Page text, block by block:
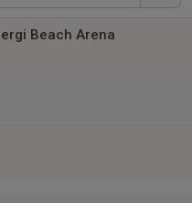
Beach Arena